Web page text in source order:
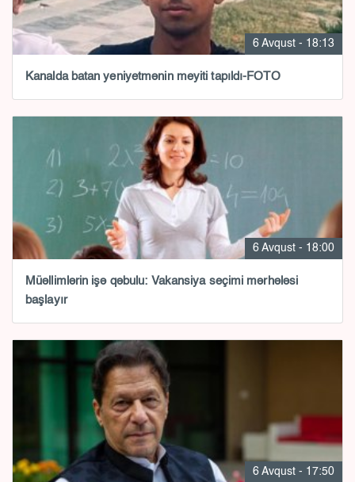
6 Avqust - 18:13
Kanalda batan yeniyetmənin meyiti tapıldı-FOTO
6 Avqust - 18:00
Müəllimlərin işə qəbulu: Vakansiya seçimi mərhələsi
başlayır
6 Avqust - 17:50